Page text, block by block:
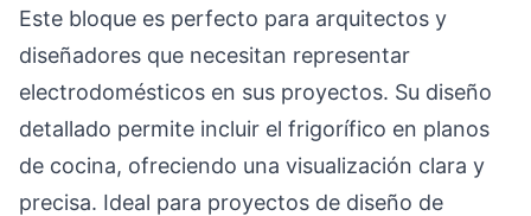
Este bloque es perfecto para arquitectos y
diseñadores que necesitan representar
electrodomésticos en sus proyectos. Su diseño
detallado permite incluir el frigorífico en planos
de cocina, ofreciendo una visualización clara y
precisa. Ideal para proyectos de diseño de